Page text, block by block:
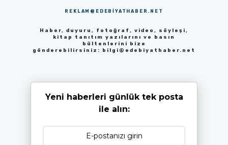
REKLAM@EDEBIYATHABER.NET
Haber, duyuru, fotoğraf, video, söyleşi,
kitap tanıtım yazılarını ve basın
bültenlerini bize
gönderebilirsiniz: bilgi@edebiyathaber.net
Yeni haberleri günlük tek posta
ile alın: